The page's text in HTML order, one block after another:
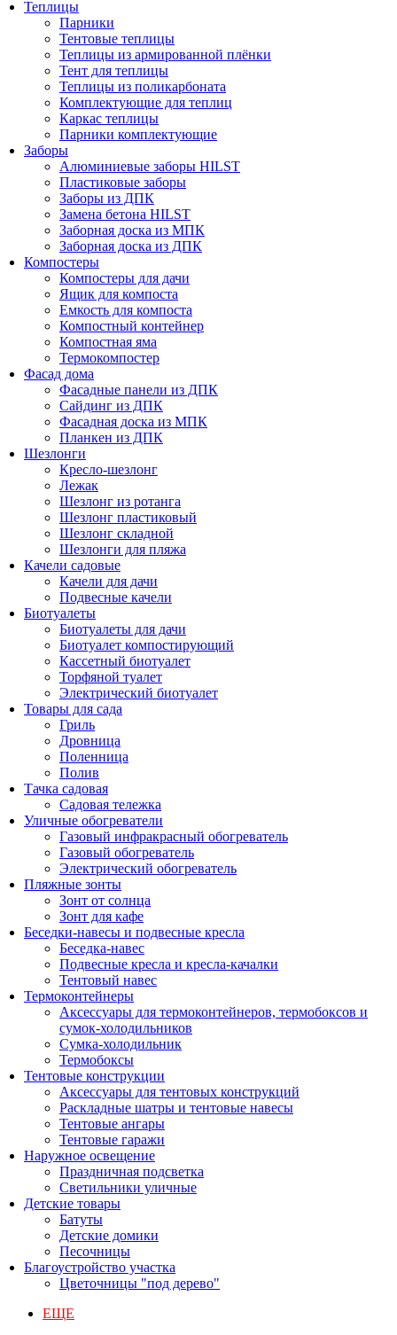
Теплицы
Парники
Тентовые теплицы
Теплицы из армированной плёнки
Тент для теплицы
Теплицы из поликарбоната
Комплектующие для теплиц
Каркас теплицы
Парники комплектующие
Заборы
Алюминиевые заборы HILST
Пластиковые заборы
Заборы из ДПК
Замена бетона HILST
Заборная доска из МПК
Заборная доска из ДПК
Компостеры
Компостеры для дачи
Ящик для компоста
Емкость для компоста
Компостный контейнер
Компостная яма
Термокомпостер
Фасад дома
Фасадные панели из ДПК
Сайдинг из ДПК
Фасадная доска из МПК
Планкен из ДПК
Шезлонги
Кресло-шезлонг
Лежак
Шезлонг из ротанга
Шезлонг пластиковый
Шезлонг складной
Шезлонги для пляжа
Качели садовые
Качели для дачи
Подвесные качели
Биотуалеты
Биотуалеты для дачи
Биотуалет компостирующий
Кассетный биотуалет
Торфяной туалет
Электрический биотуалет
Товары для сада
Гриль
Дровница
Поленница
Полив
Тачка садовая
Садовая тележка
Уличные обогреватели
Газовый инфракрасный обогреватель
Газовый обогреватель
Электрический обогреватель
Пляжные зонты
Зонт от солнца
Зонт для кафе
Беседки-навесы и подвесные кресла
Беседка-навес
Подвесные кресла и кресла-качалки
Тентовый навес
Термоконтейнеры
Аксессуары для термоконтейнеров, термобоксов и
сумок-холодильников
Сумка-холодильник
Термобоксы
Тентовые конструкции
Аксессуары для тентовых конструкций
Раскладные шатры и тентовые навесы
Тентовые ангары
Тентовые гаражи
Наружное освещение
Праздничная подсветка
Светильники уличные
Детские товары
Батуты
Детские домики
Песочницы
Благоустройство участка
Цветочницы "под дерево"
ЕЩЕ